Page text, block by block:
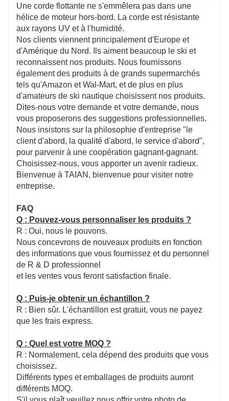
Une corde flottante ne s'emmêlera pas dans une
hélice de moteur hors-bord. La corde est résistante
aux rayons UV et à l'humidité.
Nos clients viennent principalement d'Europe et
d'Amérique du Nord. Ils aiment beaucoup le ski et
reconnaissent nos produits. Nous fournissons
également des produits à de grands supermarchés
tels qu'Amazon et Wal-Mart, et de plus en plus
d'amateurs de ski nautique choisissent nos produits.
Dites-nous votre demande et votre demande, nous
vous proposerons des suggestions professionnelles.
Nous insistons sur la philosophie d'entreprise "le
client d'abord, la qualité d'abord, le service d'abord",
pour parvenir à une coopération gagnant-gagnant.
Choisissez-nous, vous apporter un avenir radieux.
Bienvenue à TAIAN, bienvenue pour visiter notre
entreprise.
FAQ
Q : Pouvez-vous personnaliser les produits ?
R : Oui, nous le pouvons.
Nous concevrons de nouveaux produits en fonction
des informations que vous fournissez et du personnel
de R & D professionnel
et les ventes vous feront satisfaction finale.
Q : Puis-je obtenir un échantillon ?
R : Bien sûr. L'échantillon est gratuit, vous ne payez
que les frais express.
Q : Quel est votre MOQ ?
R : Normalement, cela dépend des produits que vous
choisissez.
Différents types et emballages de produits auront
différents MOQ.